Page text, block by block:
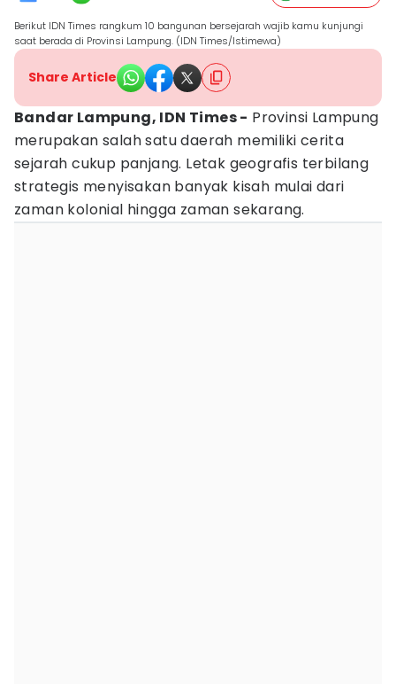
Berikut IDN Times rangkum 10 bangunan bersejarah wajib kamu kunjungi
saat berada di Provinsi Lampung. (IDN Times/Istimewa)
Share Article
Bandar Lampung, IDN Times - Provinsi Lampung
merupakan salah satu daerah memiliki cerita
sejarah cukup panjang. Letak geografis terbilang
strategis menyisakan banyak kisah mulai dari
zaman kolonial hingga zaman sekarang.